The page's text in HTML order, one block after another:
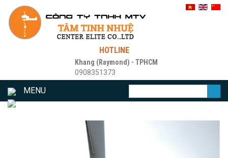
HOTLINE
Khang (Raymond) - TPHCM
0908351373
MENU